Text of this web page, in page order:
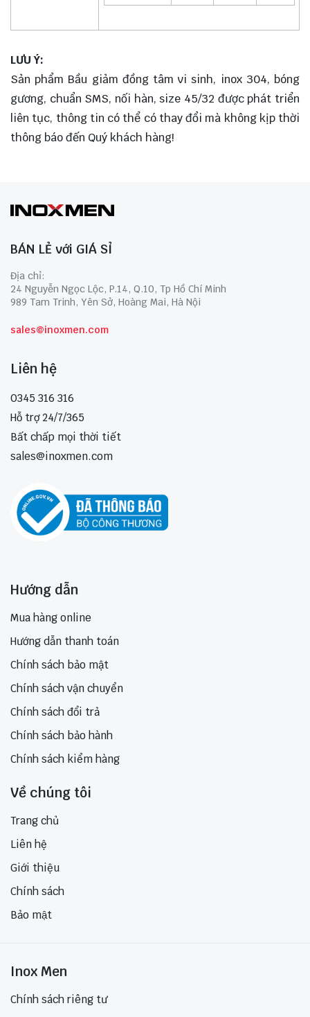
LƯU Ý:
Sản phẩm Bầu giảm đồng tâm vi sinh, inox 304, bóng
gương, chuẩn SMS, nối hàn, size 45/32 được phát triển
liên tục, thông tin có thể có thay đổi mà không kịp thời
thông báo đến Quý khách hàng!
BÁN LẺ với GIÁ SỈ
Địa chỉ:
24 Nguyễn Ngọc Lộc, P.14, Q.10, Tp Hồ Chí Minh
989 Tam Trinh, Yên Sở, Hoàng Mai, Hà Nội
sales@inoxmen.com
Liên hệ
0345 316 316
Hỗ trợ 24/7/365
Bất chấp mọi thời tiết
sales@inoxmen.com
Hướng dẫn
Mua hàng online
Hướng dẫn thanh toán
Chính sách bảo mật
Chính sách vận chuyển
Chính sách đổi trả
Chính sách bảo hành
Chính sách kiểm hàng
Về chúng tôi
Trang chủ
Liên hệ
Giới thiệu
Chính sách
Bảo mật
Inox Men
Chính sách riêng tư